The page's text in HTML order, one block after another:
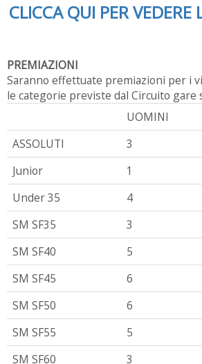
CLICCA QUI PER VEDERE
PREMIAZIONI
Saranno effettuate premiazioni per i
le categorie previste dal Circuito gare
UOMINI
ASSOLUTI
3
Junior
1
Under 35
4
SM SF35
3
SM SF40
5
SM SF45
6
SM SF50
6
SM SF55
5
SM SF60
3